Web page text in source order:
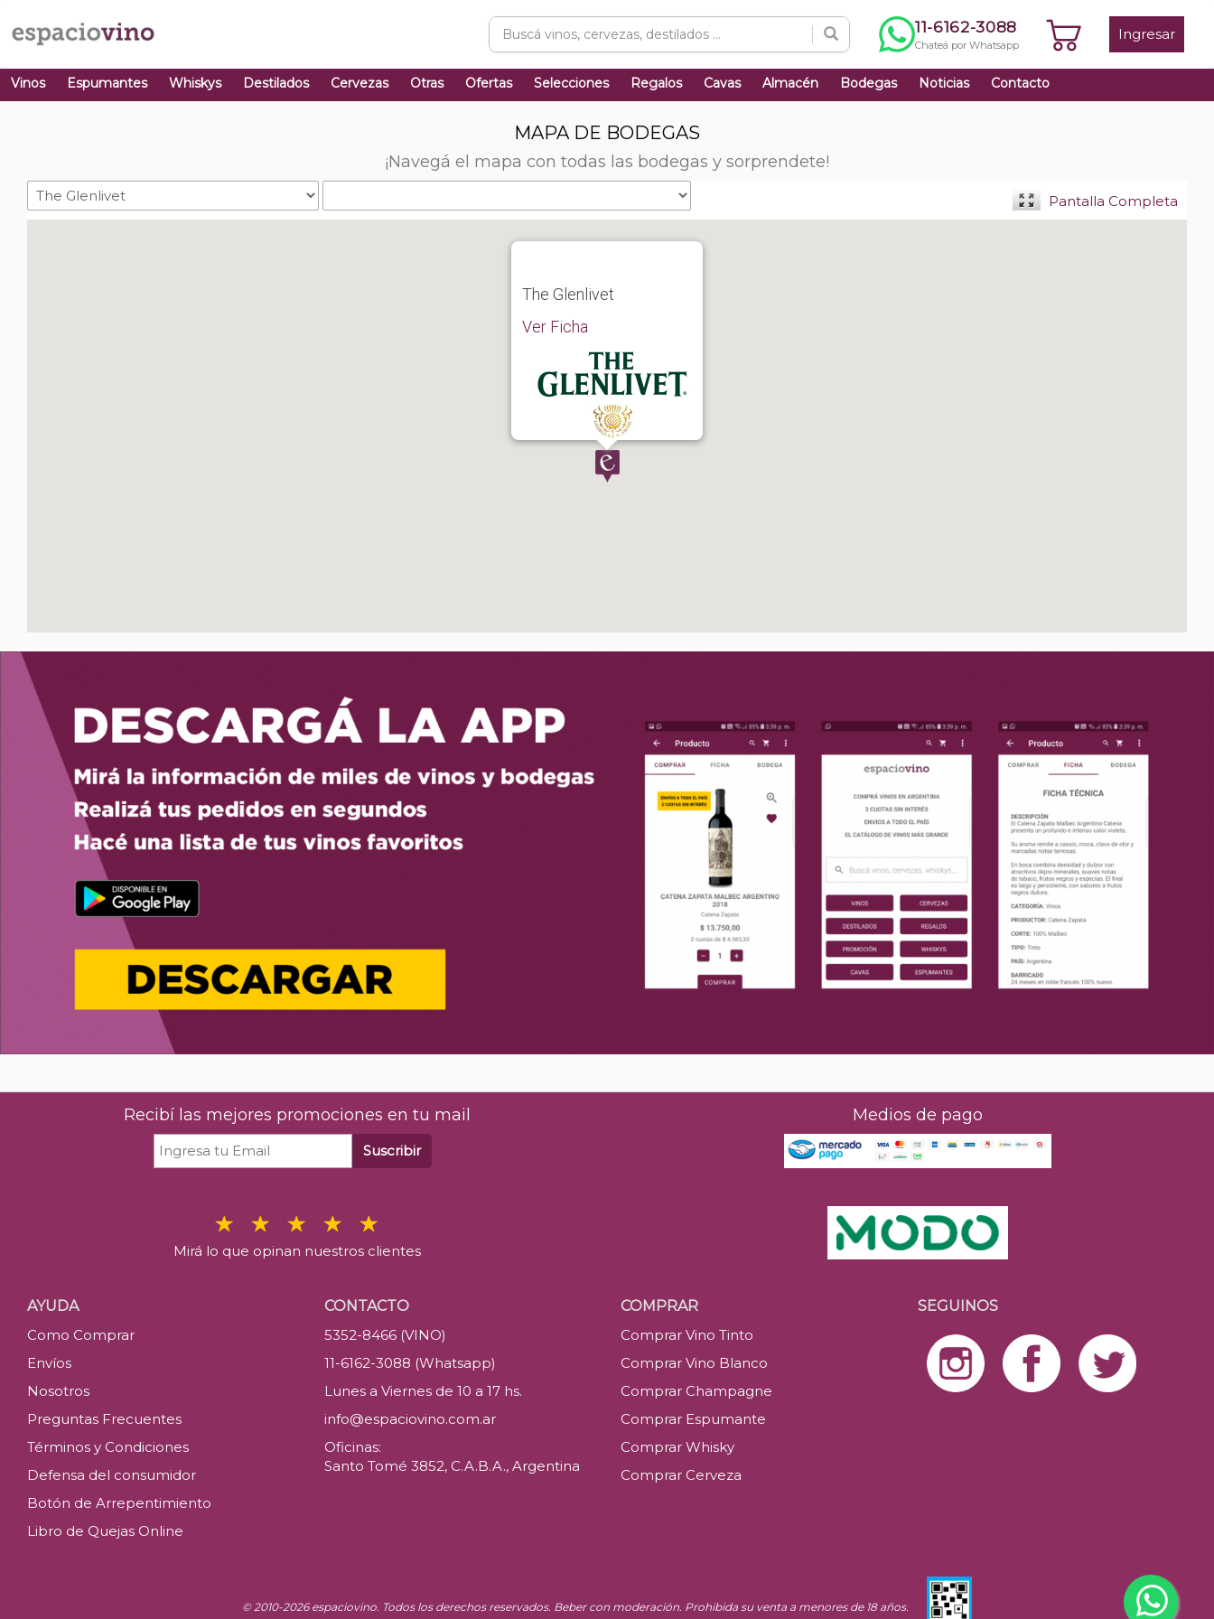
11-6162-3088
Chateá por Whatsapp
Ingresar
Vinos Espumantes Whiskys Destilados Cervezas Otras Ofertas Selecciones Regalos Cavas Almacén Bodegas Noticias Contacto
MAPA DE BODEGAS
¡Navegá el mapa con todas las bodegas y sorprendete!
Pantalla Completa
The Glenlivet
Ver Ficha
Recibí las mejores promociones en tu mail
Suscribir
Mirá lo que opinan nuestros clientes
Medios de pago
AYUDA
Como Comprar
Envíos
Nosotros
Preguntas Frecuentes
Términos y Condiciones
Defensa del consumidor
Botón de Arrepentimiento
Libro de Quejas Online
CONTACTO
5352-8466 (VINO)
11-6162-3088 (Whatsapp)
Lunes a Viernes de 10 a 17 hs.
info@espaciovino.com.ar
Oficinas:
Santo Tomé 3852, C.A.B.A., Argentina
COMPRAR
Comprar Vino Tinto
Comprar Vino Blanco
Comprar Champagne
Comprar Espumante
Comprar Whisky
Comprar Cerveza
SEGUINOS
© 2010-2026 espaciovino. Todos los derechos reservados. Beber con moderación. Prohibida su venta a menores de 18 años.